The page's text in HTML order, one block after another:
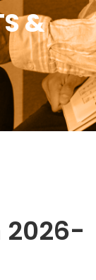
&
2026-